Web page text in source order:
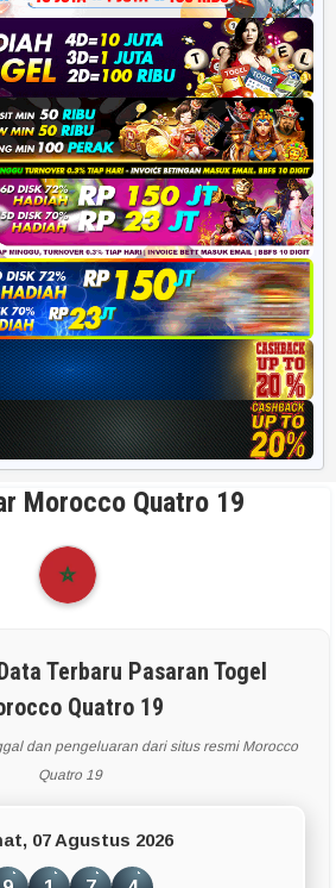
Morocco Quatro 19
Terbaru Pasaran Togel
Quatro 19
dan pengeluaran dari situs resmi Morocco
Quatro 19
07 Agustus 2026